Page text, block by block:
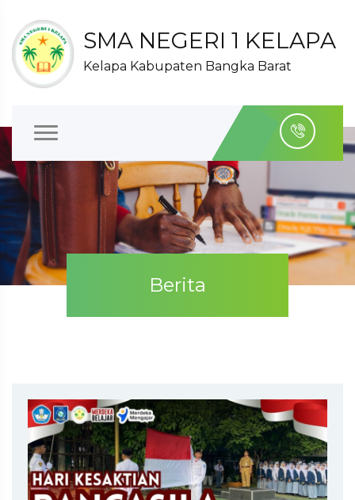
SMA NEGERI 1 KELAPA
Kelapa Kabupaten Bangka Barat
Berita